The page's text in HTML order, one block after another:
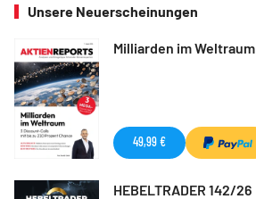
Unsere Neuerscheinungen
Milliarden im Weltraum
49,99 €
HEBELTRADER 142/26